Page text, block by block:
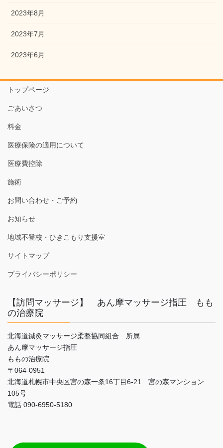
2023年8月
2023年7月
2023年6月
トップページ
ごあいさつ
料金
医療保険の適用について
医療費控除
施術
お問い合わせ・ご予約
お知らせ
地域不登校・ひきこもり支援室
サイトマップ
プライバシーポリシー
【訪問マッサージ】 あん摩マッサージ指圧 もも
の治療院
北海道鍼灸マッサージ柔整協同組合 所属
あん摩マッサージ指圧
ももの治療院
〒064-0951
北海道札幌市中央区宮の森一条16丁目6-21 宮の森マンション
105号
電話 090-6950-5180